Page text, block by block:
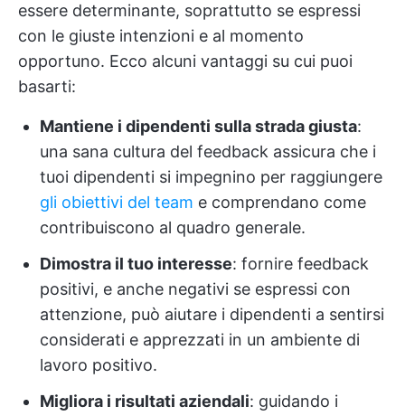
essere determinante, soprattutto se espressi
con le giuste intenzioni e al momento
opportuno. Ecco alcuni vantaggi su cui puoi
basarti:
Mantiene i dipendenti sulla strada giusta:
una sana cultura del feedback assicura che i
tuoi dipendenti si impegnino per raggiungere
gli obiettivi del team e comprendano come
contribuiscono al quadro generale.
Dimostra il tuo interesse: fornire feedback
positivi, e anche negativi se espressi con
attenzione, può aiutare i dipendenti a sentirsi
considerati e apprezzati in un ambiente di
lavoro positivo.
Migliora i risultati aziendali: guidando i